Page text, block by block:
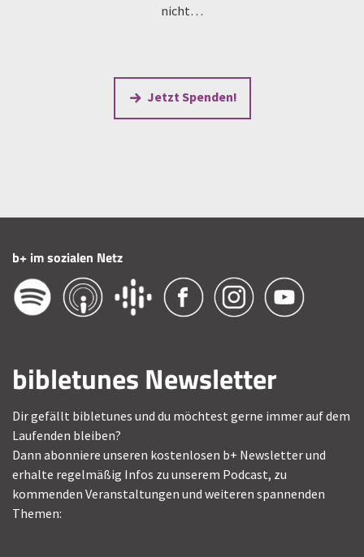
nicht…
Jetzt Spenden!
b+ im sozialen Netz
bibletunes Newsletter
Dir gefällt bibletunes und du möchtest gerne immer auf dem
Laufenden bleiben?
Dann abonniere unseren kostenlosen b+ Newsletter und
erhalte regelmäßig Infos zu unserem Podcast, zu
kommenden Veranstaltungen und weiteren spannenden
Themen: